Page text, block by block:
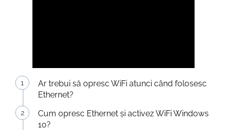
Ar trebui să opresc WiFi atunci când folosesc
Ethernet?
Cum opresc Ethernet și activez WiFi Windows
10?